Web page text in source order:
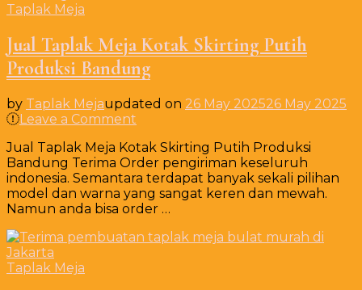
Taplak Meja
Jual Taplak Meja Kotak Skirting Putih
Produksi Bandung
by Taplak Mejaupdated on 26 May 202526 May 2025
Leave a Comment
Taplak
Meja
Kotak
Skirting
Putih
Bandung
Jual Taplak Meja Kotak Skirting Putih Produksi
Bandung Terima Order pengiriman keseluruh
indonesia. Semantara terdapat banyak sekali pilihan
model dan warna yang sangat keren dan mewah.
Namun anda bisa order …
Taplak Meja